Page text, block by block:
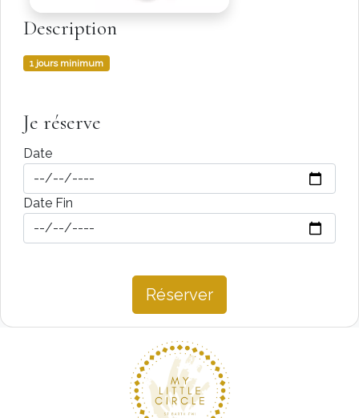
Description
1 jours minimum
Je réserve
Date
Date Fin
Réserver